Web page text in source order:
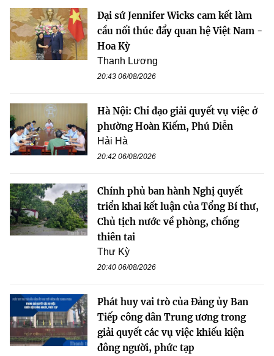
Đại sứ Jennifer Wicks cam kết làm
cầu nối thúc đẩy quan hệ Việt Nam -
Hoa Kỳ
Thanh Lương
20:43 06/08/2026
Hà Nội: Chỉ đạo giải quyết vụ việc ở
phường Hoàn Kiếm, Phú Diễn
Hải Hà
20:42 06/08/2026
Chính phủ ban hành Nghị quyết
triển khai kết luận của Tổng Bí thư,
Chủ tịch nước về phòng, chống
thiên tai
Thư Kỳ
20:40 06/08/2026
Phát huy vai trò của Đảng ủy Ban
Tiếp công dân Trung ương trong
giải quyết các vụ việc khiếu kiện
đông người, phức tạp